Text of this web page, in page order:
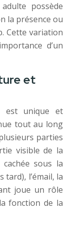
possède
la présence ou
Cette variation
d’un
et
est unique et
tout au long
parties
visible de la
sous la
tard), l’émail, la
joue un rôle
fonction de la